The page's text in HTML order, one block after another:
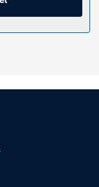
tilbyr
og
du kan slukke